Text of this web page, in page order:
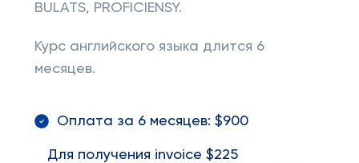
BULATS, PROFICIENSY.
Курс английского языка длится 6
месяцев.
Оплата за 6 месяцев: $900
Для получения invoice $225